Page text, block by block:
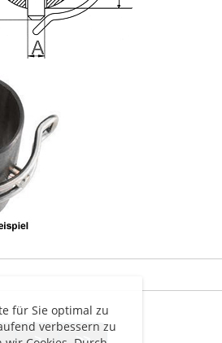
für Sie optimal zu
verbessern zu
> >>